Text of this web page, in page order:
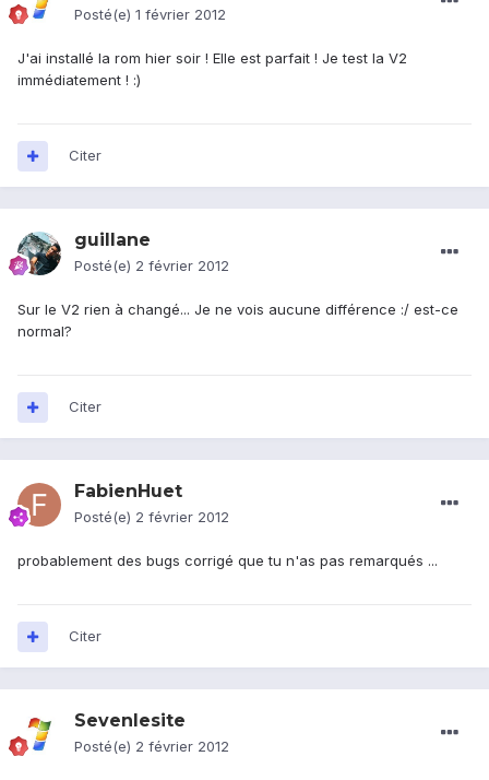
Posté(e) 1 février 2012
J'ai installé la rom hier soir ! Elle est parfait ! Je test la V2
immédiatement ! :)
Citer
guillane
Posté(e) 2 février 2012
Sur le V2 rien à changé... Je ne vois aucune différence :/ est-ce
normal?
Citer
FabienHuet
Posté(e) 2 février 2012
probablement des bugs corrigé que tu n'as pas remarqués ...
Citer
Sevenlesite
Posté(e) 2 février 2012